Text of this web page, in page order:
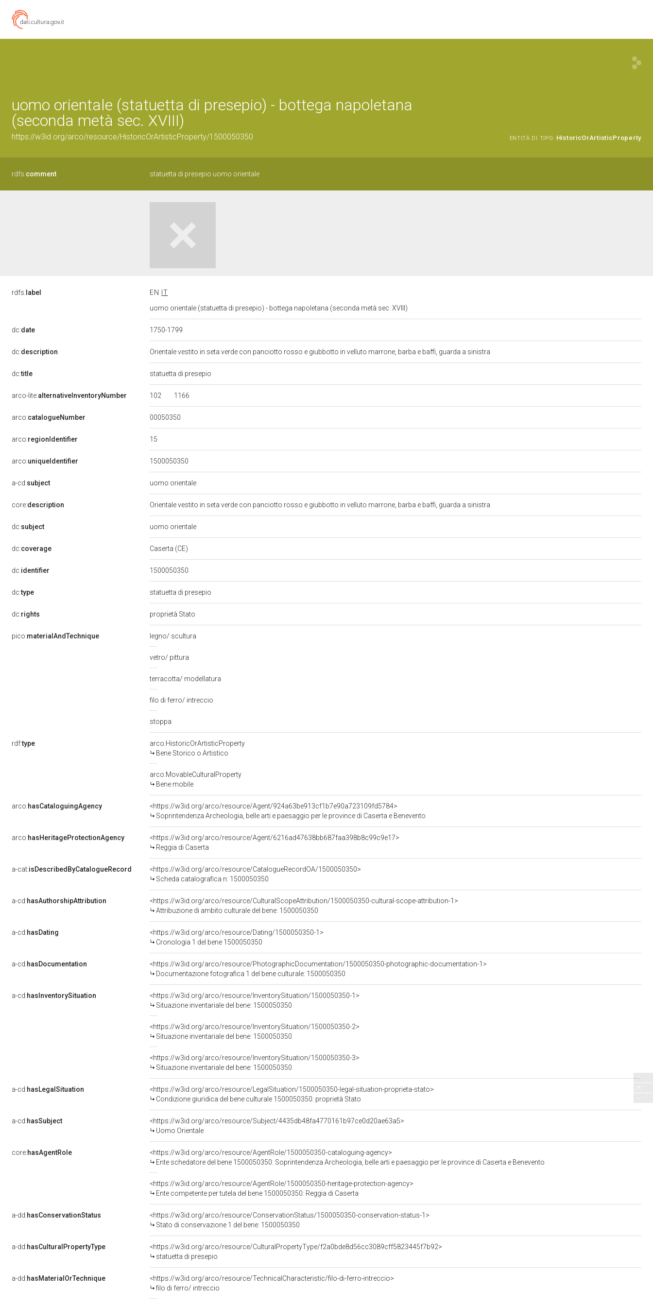
uomo orientale (statuetta di presepio) - bottega napoletana
(seconda metà sec. XVIII)
https://w3id.org/arco/resource/HistoricOrArtisticProperty/1500050350 ENTITÀ DI TIPO: HistoricOrArtisticProperty
rdfs:comment statuetta di presepio uomo orientale
rdfs: label EN
IT
uomo orientale (statuetta di presepio) - bottega napoletana (seconda metà sec. XVIII)
dc:date 1750-1799
dc:description Orientale vestito in seta verde con panciotto rosso e giubbotto in velluto marrone, barba e baffi, guarda a sinistra
dc:title statuetta di presepio
arco-lite:alternativeInventoryNumber 102 1166
arco:catalogueNumber 00050350
arco:regionIdentifier 15
arco:uniqueIdentifier 1500050350
a-cd:subject uomo orientale
core:description Orientale vestito in seta verde con panciotto rosso e giubbotto in velluto marrone, barba e baffi, guarda a sinistra
dc:subject uomo orientale
dc:coverage Caserta (CE)
dc:identifier 1500050350
dc:type statuetta di presepio
dc:rights proprietà Stato
pico:materialAndTechnique legno/ scultura
vetro/ pittura
terracotta/ modellatura
filo di ferro/ intreccio
stoppa
rdf:type
arco:HistoricOrArtisticProperty
Bene Storico o Artistico
arco:MovableCulturalProperty
Bene mobile
arco:hasCataloguingAgency
<https://w3id.org/arco/resource/Agent/924a63be913cf1b7e90a723109fd5784>
Soprintendenza Archeologia, belle arti e paesaggio per le province di Caserta e Benevento
arco:hasHeritageProtectionAgency
<https://w3id.org/arco/resource/Agent/6216ad47638bb687faa398b8c99c9e17>
Reggia di Caserta
a-cat:isDescribedByCatalogueRecord
<https://w3id.org/arco/resource/CatalogueRecordOA/1500050350>
Scheda catalografica n: 1500050350
a-cd:hasAuthorshipAttribution
<https://w3id.org/arco/resource/CulturalScopeAttribution/1500050350-cultural-scope-attribution-1>
Attribuzione di ambito culturale del bene: 1500050350
a-cd:hasDating
<https://w3id.org/arco/resource/Dating/1500050350-1>
Cronologia 1 del bene 1500050350
a-cd:hasDocumentation
<https://w3id.org/arco/resource/PhotographicDocumentation/1500050350-photographic-documentation-1>
Documentazione fotografica 1 del bene culturale: 1500050350
a-cd:hasInventorySituation
<https://w3id.org/arco/resource/InventorySituation/1500050350-1>
Situazione inventariale del bene: 1500050350
<https://w3id.org/arco/resource/InventorySituation/1500050350-2>
Situazione inventariale del bene: 1500050350
<https://w3id.org/arco/resource/InventorySituation/1500050350-3>
Situazione inventariale del bene: 1500050350
a-cd:hasLegalSituation
<https://w3id.org/arco/resource/LegalSituation/1500050350-legal-situation-proprieta-stato>
Condizione giuridica del bene culturale 1500050350: proprietà Stato
a-cd:hasSubject
<https://w3id.org/arco/resource/Subject/4435db48fa4770161b97ce0d20ae63a5>
Uomo Orientale
core:hasAgentRole
<https://w3id.org/arco/resource/AgentRole/1500050350-cataloguing-agency>
Ente schedatore del bene 1500050350: Soprintendenza Archeologia, belle arti e paesaggio per le province di Caserta e Benevento
<https://w3id.org/arco/resource/AgentRole/1500050350-heritage-protection-agency>
Ente competente per tutela del bene 1500050350: Reggia di Caserta
a-dd:hasConservationStatus
<https://w3id.org/arco/resource/ConservationStatus/1500050350-conservation-status-1>
Stato di conservazione 1 del bene: 1500050350
a-dd:hasCulturalPropertyType
<https://w3id.org/arco/resource/CulturalPropertyType/f2a0bde8d56cc3089cff5823445f7b92>
statuetta di presepio
a-dd:hasMaterialOrTechnique
<https://w3id.org/arco/resource/TechnicalCharacteristic/filo-di-ferro-intreccio>
filo di ferro/ intreccio